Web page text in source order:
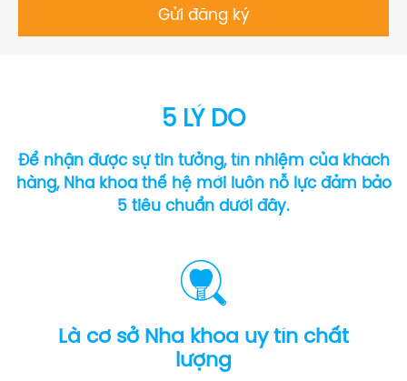
5 LÝ DO
Để nhận được sự tin tưởng, tín nhiệm của khách
hàng, Nha khoa thế hệ mới luôn nỗ lực đảm bảo
5 tiêu chuẩn dưới đây.
Là cơ sở Nha khoa uy tín chất
lượng